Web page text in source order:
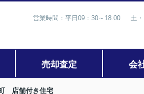
営業時間：平日09：30～18:00 土
売却査定 会
店舗付き住宅